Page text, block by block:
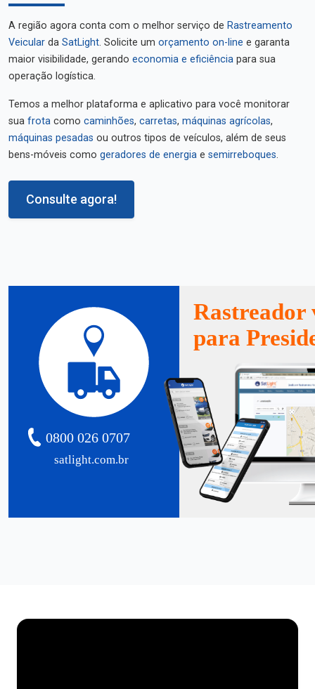
A região agora conta com o melhor serviço de Rastreamento
Veicular da SatLight. Solicite um orçamento on-line e garanta
maior visibilidade, gerando economia e eficiência para sua
operação logística.
Temos a melhor plataforma e aplicativo para você monitorar
sua frota como caminhões, carretas, máquinas agrícolas,
máquinas pesadas ou outros tipos de veículos, além de seus
bens-móveis como geradores de energia e semirreboques.
Consulte agora!
satlight.com.br
0800 026 0707
Rastreador
para